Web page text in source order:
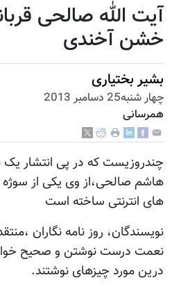
صالحی قربانی
آخندی
2013
که در پی انتشار یک نوار
وی یکی از سوژه های
ساخته است
روز نامه نگاران ،منتقدین
نوشتن و صحیح خواندن نیز
چیزهای نوشتند.